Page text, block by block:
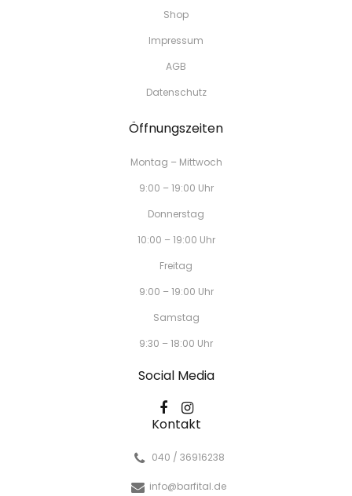
Shop
Impressum
AGB
Datenschutz
Öffnungszeiten
Montag – Mittwoch
9:00 – 19:00 Uhr
Donnerstag
10:00 – 19:00 Uhr
Freitag
9:00 – 19:00 Uhr
Samstag
9:30 – 18:00 Uhr
Social Media
Kontakt
040 / 36916238
info@barfital.de